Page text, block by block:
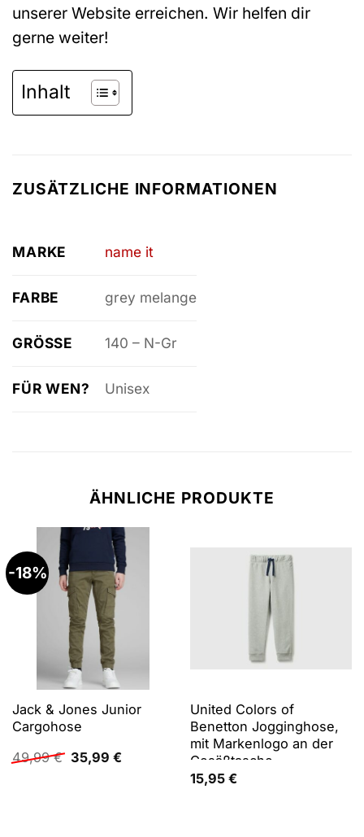
unserer Website erreichen. Wir helfen dir
gerne weiter!
Inhalt
ZUSÄTZLICHE INFORMATIONEN
MARKE name it
FARBE grey melange
GRÖSSE 140 – N-Gr
FÜR WEN? Unisex
ÄHNLICHE PRODUKTE
-18%
Jack & Jones Junior
Cargohose
49,99€ Ursprünglicher
Preis
35,99 €Aktueller
United Colors of
Benetton Jogginghose,
mit Markenlogo an der
Gesäßtasche
15,95 €